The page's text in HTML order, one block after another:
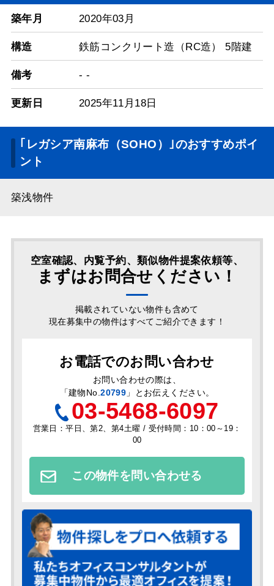
築年月 2020年03月
構造 鉄筋コンクリート造（RC造） 5階建
備考 - -
更新日 2025年11月18日
｢レガシア南麻布（SOHO）｣のおすすめポイ
ント
築浅物件
空室確認、内覧予約、類似物件提案依頼等、
まずはお問合せください！
掲載されていない物件も含めて
現在募集中の物件はすべてご紹介できます！
お電話でのお問い合わせ
お問い合わせの際は、
「建物No.20799 」とお伝えください。
03-5468-6097
営業日：平日、第2、第4土曜 / 受付時間：10：00～19：
00
この物件を問い合わせる